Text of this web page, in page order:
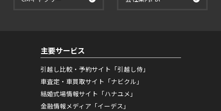
主要サービス
引越し比較・予約サイト「引越し侍」
車査定・車買取サイト「ナビクル」
結婚式場情報サイト「ハナユメ」
金融情報メディア「イーデス」